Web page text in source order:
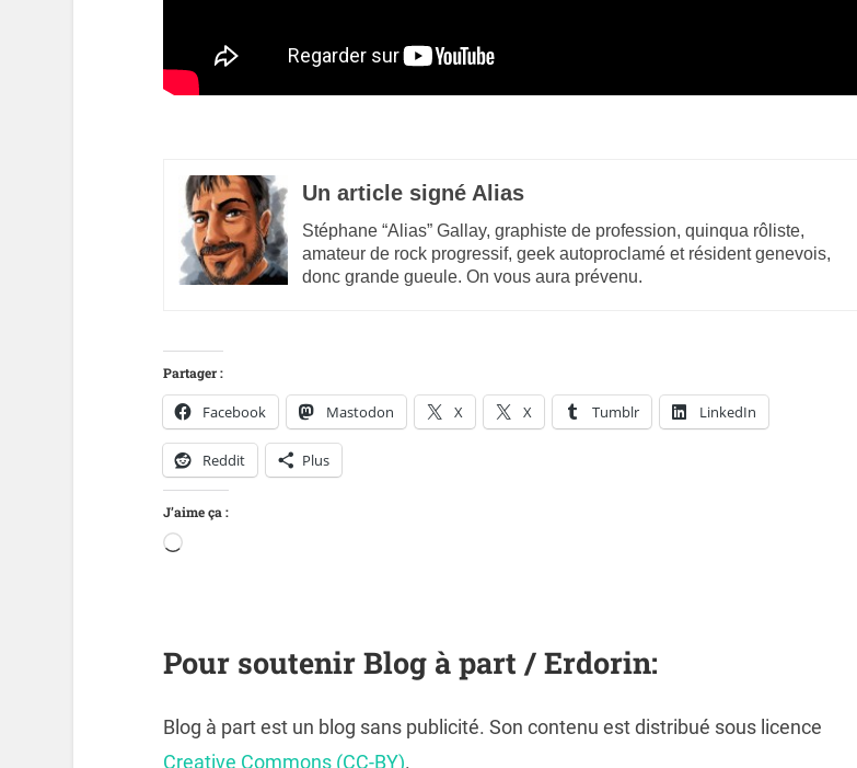
Un article signé Alias
Stéphane “Alias” Gallay, graphiste de profession, quinqua rôliste,
amateur de rock progressif, geek autoproclamé et résident genevois,
donc grande gueule. On vous aura prévenu.
Partager :
Facebook Mastodon X X Tumblr LinkedIn
Reddit Plus
J’aime ça :
Pour soutenir Blog à part / Erdorin:
Blog à part est un blog sans publicité. Son contenu est distribué sous licence
Creative Commons (CC-BY).